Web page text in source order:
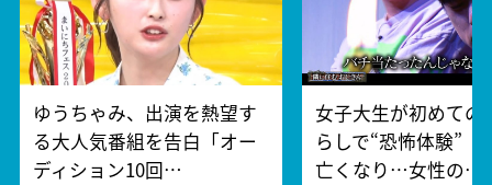
ゆうちゃみ、出演を熱望す
る大人気番組を告白「オー
ディション10回…
女子大生が初めての
らしで“恐怖体験”
亡くなり…女性の…